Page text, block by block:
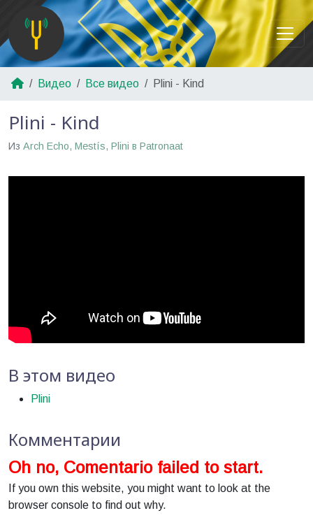
Видео Все видео Plini - Kind
Plini - Kind
Из Arch Echo, Mestís, Plini в Patronaat
В этом видео
Plini
Комментарии
Oh no, Comentario failed to start.
If you own this website, you might want to look at the
browser console to find out why.